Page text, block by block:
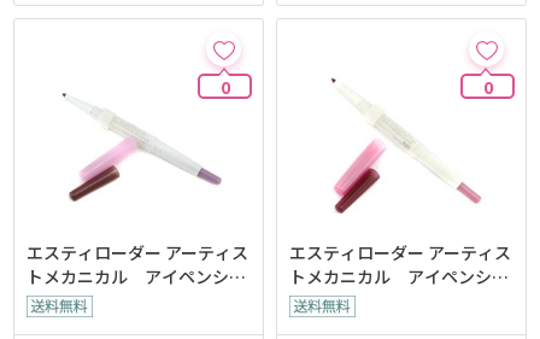
0
エスティローダー アーティス
トメカニカル アイペンシル
( デュアルエンデッドシャド
ー＆ライナー ) - # 03
0
エスティローダー アーティス
トメカニカル アイペンシル
(デュアルエンデッドシャド
ー＆ライナー ) # 05 ダブルワ